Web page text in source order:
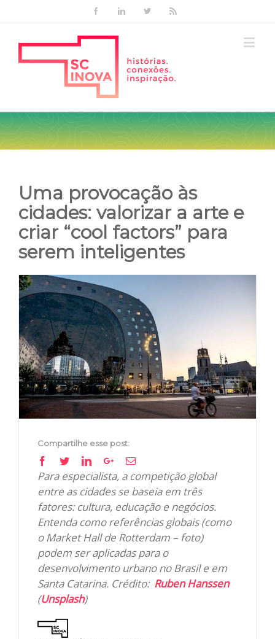
FacebookLinkedinTwitter
Uma provocação às
cidades: valorizar a arte e
criar “cool factors” para
serem inteligentes
View
Larger
Image
Compartilhe esse post:
Facebook
TwitterLinkedinGoogle+Email
Para especialista, a competição global
entre as cidades se baseia em três
fatores: cultura, educação e negócios.
Entenda como referências globais (como
o Market Hall de Rotterdam – foto)
podem ser aplicadas para o
desenvolvimento urbano no Brasil e em
Santa Catarina. Crédito: Ruben Hanssen
(Unsplash)